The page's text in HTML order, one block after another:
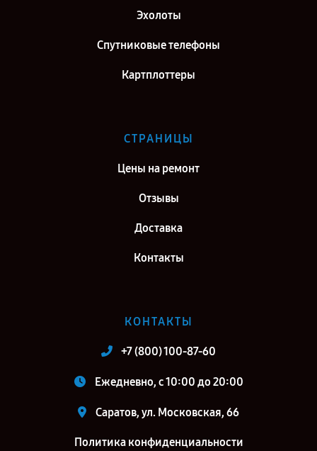
Эхолоты
Спутниковые телефоны
Картплоттеры
СТРАНИЦЫ
Цены на ремонт
Отзывы
Доставка
Контакты
КОНТАКТЫ
+7 (800) 100-87-60
Ежедневно, с 10:00 до 20:00
Саратов, ул. Московская, 66
Политика конфиденциальности